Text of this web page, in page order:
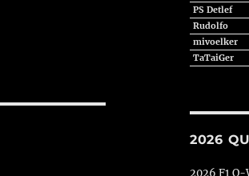
PS Detlef
Rudolfo
mivoelker
TaTaiGer
2026
2026 F1 Q-